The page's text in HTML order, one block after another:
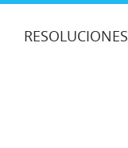
RESOLUCIONES